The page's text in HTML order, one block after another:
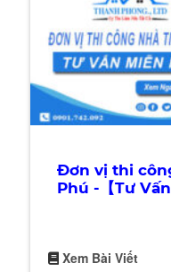
Đơn vị thi
Phú -【Tư Vấn
Xem Bài Viết